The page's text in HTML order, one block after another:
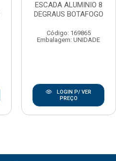
ESCADA ALUMINIO 8
DEGRAUS BOTAFOGO
Código: 169865
Embalagem: UNIDADE
LOGIN P/ VER
PREÇO